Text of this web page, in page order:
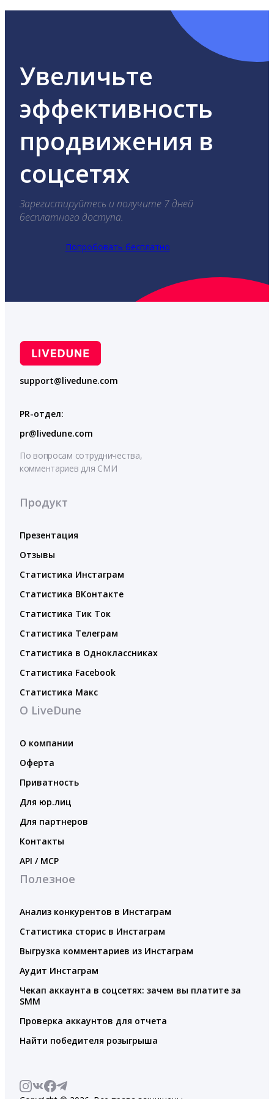
Увеличьте
эффективность
продвижения в
соцсетях
Зарегистируйтесь и получите 7 дней
бесплатного доступа.
Попробовать бесплатно
support@livedune.com
PR-отдел:
pr@livedune.com
По вопросам сотрудничества,
комментариев для СМИ
Продукт
Презентация
Отзывы
Статистика Инстаграм
Статистика ВКонтакте
Статистика Тик Ток
Статистика Телеграм
Статистика в Одноклассниках
Статистика Facebook
Статистика Макс
О LiveDune
О компании
Оферта
Приватность
Для юр.лиц
Для партнеров
Контакты
API / MCP
Полезное
Анализ конкурентов в Инстаграм
Статистика сторис в Инстаграм
Выгрузка комментариев из Инстаграм
Аудит Инстаграм
Чекап аккаунта в соцсетях: зачем вы платите за
SMM
Проверка аккаунтов для отчета
Найти победителя розыгрыша